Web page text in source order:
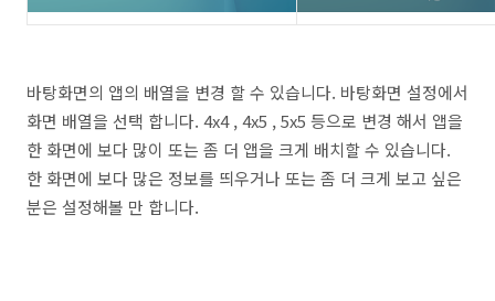
바탕화면의 앱의 배열을 변경 할 수 있습니다. 바탕화면 설정에서
화면 배열을 선택 합니다. 4x4 , 4x5 , 5x5 등으로 변경 해서 앱을
한 화면에 보다 많이 또는 좀 더 앱을 크게 배치할 수 있습니다.
한 화면에 보다 많은 정보를 띄우거나 또는 좀 더 크게 보고 싶은
분은 설정해볼 만 합니다.